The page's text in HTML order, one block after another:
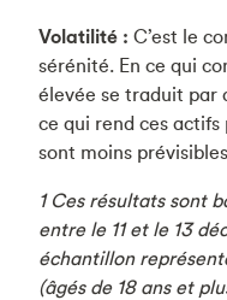
Volatilité : C’est le
sérénité. En ce qui
élevée se traduit par
ce qui rend ces
sont moins
1 Ces résultats sont
entre le 11 et le 13
échantillon
(âgés de 18 ans et